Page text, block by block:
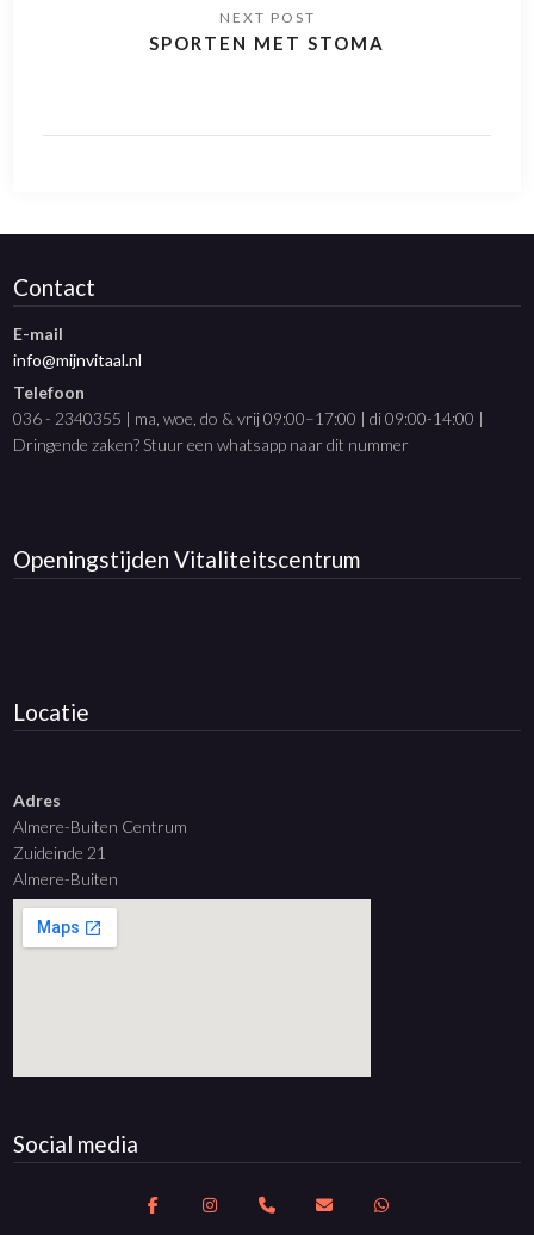
SPORTEN MET STOMA
Contact
E-mail
info@mijnvitaal.nl
Telefoon
036 - 2340355 | ma, woe, do & vrij 09:00–17:00 | di 09:00-14:00 |
Dringende zaken? Stuur een whatsapp naar dit nummer
OpeningstijdenVitaliteitscentrum
Locatie
Adres
Almere-Buiten Centrum
Zuideinde 21
Almere-Buiten
Social media